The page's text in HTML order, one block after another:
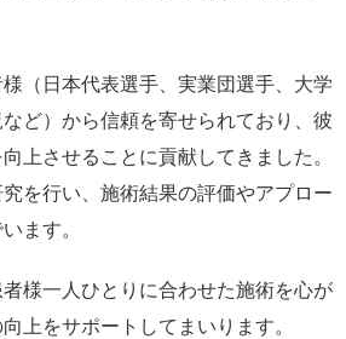
（日本代表選手、実業団選手、大学
ど）から信頼を寄せられており、彼
上させることに貢献してきました。
を行い、施術結果の評価やアプロー
ます。
様一人ひとりに合わせた施術を心が
上をサポートしてまいります。